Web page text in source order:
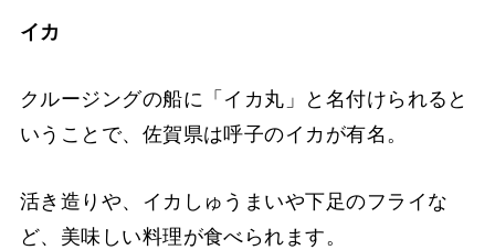
イカ
クルージングの船に「イカ丸」と名付けられると
いうことで、佐賀県は呼子のイカが有名。
活き造りや、イカしゅうまいや下足のフライな
ど、美味しい料理が食べられます。